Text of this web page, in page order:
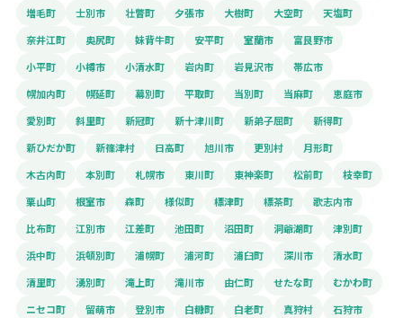
増毛町
士別市 壮瞥町 夕張市 大樹町 大空町
天塩町
奈井江町
奥尻町 妹背牛町 安平町 室蘭市
富良野市
小平町
小樽市 小清水町 岩内町 岩見沢市
帯広市
幌加内町
幌延町 幕別町 平取町 当別町 当麻町
恵庭市
愛別町
斜里町 新冠町 新十津川町 新弟子屈町
新得町
新ひだか町
新篠津村 日高町 旭川市 更別村
月形町
木古内町
本別町 札幌市 東川町 東神楽町 松前町
枝幸町
栗山町
根室市 森町 様似町 標津町 標茶町
歌志内市
比布町
江別市 江差町 池田町 沼田町 洞爺湖町
津別町
浜中町
浜頓別町 浦幌町 浦河町 浦臼町 深川市
清水町
清里町
湧別町 滝上町 滝川市 由仁町 せたな町
むかわ町
ニセコ町
留萌市 登別市 白糠町 白老町 真狩村
石狩市